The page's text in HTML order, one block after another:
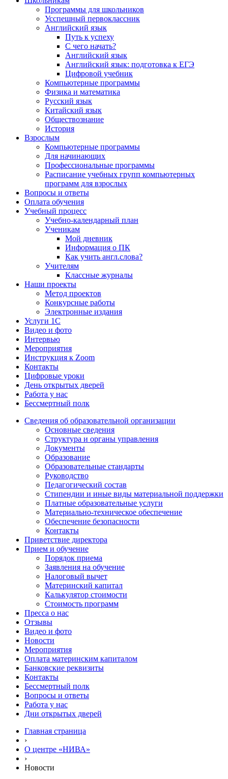
Программы для школьников
Усспешный первоклассник
Английский язык
Путь к успеху
С чего начать?
Английский язык
Английский язык: подготовка к ЕГЭ
Цифровой учебник
Компьютерные программы
Физика и математика
Русский язык
Китайский язык
Обществознание
История
Взрослым
Компьютерные программы
Для начинающих
Профессиональные программы
Расписание учебных групп компьютерных
программ для взрослых
Вопросы и ответы
Оплата обучения
Учебный процесс
Учебно-календарный план
Ученикам
Мой дневник
Информация о ПК
Как учить англ.слова?
Учителям
Классные журналы
Наши проекты
Метод проектов
Конкурсные работы
Электронные издания
Услуги 1C
Видео и фото
Интервью
Мероприятия
Инструкция к Zoom
Контакты
Цифровые уроки
День открытых дверей
Работа у нас
Бессмертный полк
Сведения об образовательной организации
Основные сведения
Структура и органы управления
Документы
Образование
Образовательные стандарты
Руководство
Педагогический состав
Стипендии и иные виды материальной поддержки
Платные образовательные услуги
Материально-техническое обеспечение
Обеспечение безопасности
Контакты
Приветствие директора
Прием и обучение
Порядок приема
Заявления на обучение
Налоговый вычет
Материнский капитал
Калькулятор стоимости
Стоимость программ
Пресса о нас
Отзывы
Видео и фото
Новости
Мероприятия
Оплата материнским капиталом
Банковские реквизиты
Контакты
Бессмертный полк
Вопросы и ответы
Работа у нас
Дни открытых дверей
Главная страница
›
О центре «НИВА»
›
Новости